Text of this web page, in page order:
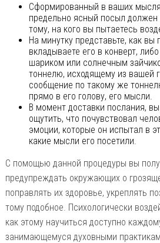
Сформированный в ваших
предельно ясный посыл должен
тому, на кого вы пытаетесь
На минутку представьте, как
вкладываете его в конверт,
шариком или солнечным
тоннелю, исходящему из вашей
сообщение по такому же
прямо в его голову, его мысли.
В момент доставки послания,
ощутить, что почувствовал
эмоции, которые он испытал в
какие мысли его посетили.
С помощью данной процедуры вы
предупреждать окружающих о
поправлять их здоровье, укреплять
тому подобное. Психологически
как этому научиться доступно
занимающемуся духовными